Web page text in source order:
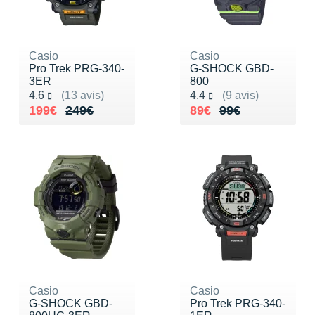
Casio
Pro Trek PRG-340-
3ER
4.6
(13 avis)
Noté 4.6 sur 5
249€
Au lieu de 249€
199€
Vendu 199€
Casio
G-SHOCK GBD-
800
4.4
(9 avis)
Noté 4.4 sur 5
99€
Au lieu de 99€
89€
Vendu 89€
Casio
G-SHOCK GBD-
Casio
Pro Trek PRG-340-